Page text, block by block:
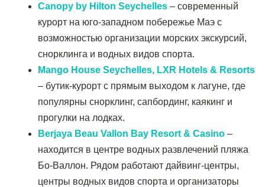
Canopy by Hilton Seychelles – современный
курорт на юго-западном побережье Маэ с
возможностью организации морских экскурсий,
снорклинга и водных видов спорта.
Mango House Seychelles, LXR Hotels & Resorts
– бутик-курорт с прямым выходом к лагуне, где
популярны снорклинг, сапбординг, каякинг и
прогулки на лодках.
Berjaya Beau Vallon Bay Resort & Casino –
находится в центре водных развлечений пляжа
Бо-Валлон. Рядом работают дайвинг-центры,
центры водных видов спорта и организаторы